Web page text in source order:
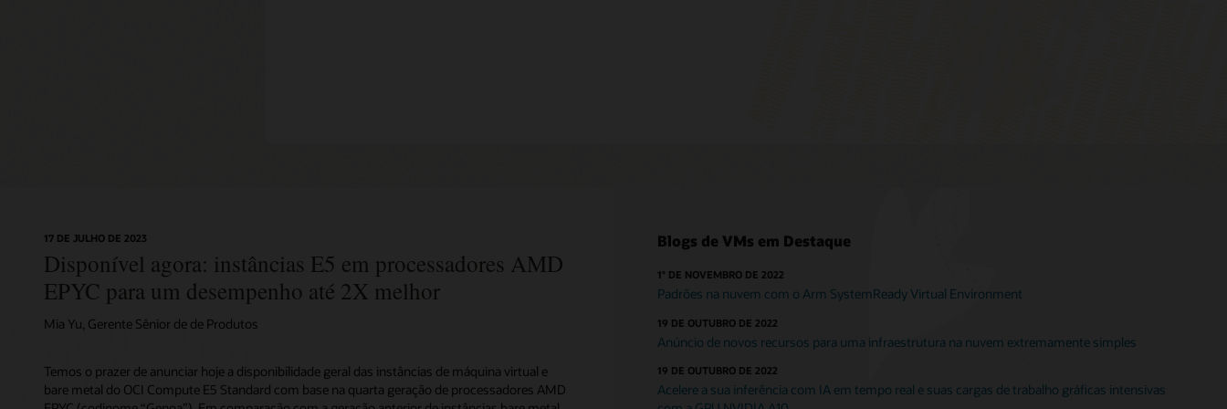
17 DE JULHO DE 2023
Disponível agora: instâncias E5 em processadores AMD
EPYC para um desempenho até 2X melhor
Mia Yu, Gerente Sênior de de Produtos
Temos o prazer de anunciar hoje a disponibilidade geral das instâncias de máquina virtual e
bare metal do OCI Compute E5 Standard com base na quarta geração de processadores AMD
Blogs de VMs em Destaque
1° DE NOVEMBRO DE 2022
Padrões na nuvem com o Arm SystemReady Virtual Environment
19 DE OUTUBRO DE 2022
Anúncio de novos recursos para uma infraestrutura na nuvem extremamente simples
19 DE OUTUBRO DE 2022
Acelere a sua inferência com IA em tempo real e suas cargas de trabalho gráficas intensivas